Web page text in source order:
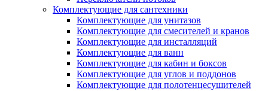
Комплектующие для сантехники
Комплектующие для унитазов
Комплектующие для смесителей и кранов
Комплектующие для инсталляций
Комплектующие для ванн
Комплектующие для кабин и боксов
Комплектующие для углов и поддонов
Комплектующие для полотенцесушителей